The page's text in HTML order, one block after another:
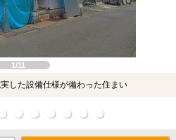
1/11
した設備仕様が備わった住まい